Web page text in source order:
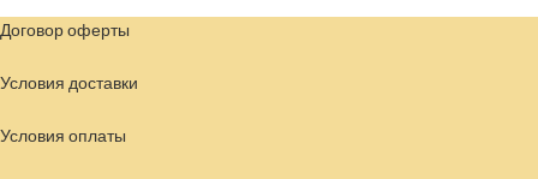
Договор оферты
Условия доставки
Условия оплаты